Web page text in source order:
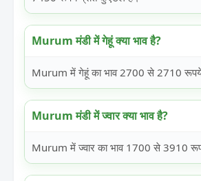
Murum मंडी में गेहूं क्या भाव है?
Murum में गेहूं का भाव 2700 से 2710
Murum मंडी में ज्वार क्या भाव है?
Murum में ज्वार का भाव 1700 से 3910